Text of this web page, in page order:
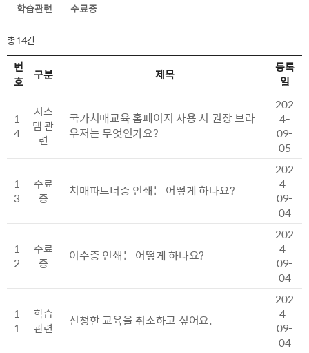
학습관련
수료증
총14건
번
호
구분 제목
등록
일
1
4
시스
템 관
련
국가치매교육 홈페이지 사용 시 권장 브라
우저는 무엇인가요?
202
4-
09-
05
1
3
수료
증
치매파트너증 인쇄는 어떻게 하나요?
202
4-
09-
04
1
2
수료
증
이수증 인쇄는 어떻게 하나요?
202
4-
09-
04
1
1
학습
관련
신청한 교육을 취소하고 싶어요.
202
4-
09-
04